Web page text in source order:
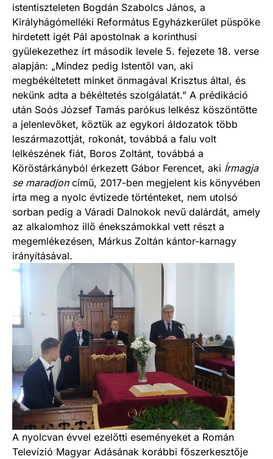
istentiszteleten Bogdán Szabolcs János, a
Királyhágómelléki Református Egyházkerület püspöke
hirdetett igét Pál apostolnak a korinthusi
gyülekezethez írt második levele 5. fejezete 18. verse
alapján: „Mindez pedig Istentől van, aki
megbékéltetett minket önmagával Krisztus által, és
nekünk adta a békéltetés szolgálatát.” A prédikáció
után Soós József Tamás parókus lelkész köszöntötte
a jelenlevőket, köztük az egykori áldozatok több
leszármazottját, rokonát, továbbá a falu volt
lelkészének fiát, Boros Zoltánt, továbbá a
Köröstárkányból érkezett Gábor Ferencet, aki Írmagja
se maradjoncímű, 2017-ben megjelent kis könyvében
írta meg a nyolc évtizede történteket, nem utolsó
sorban pedig a Váradi Dalnokok nevű dalárdát, amely
az alkalomhoz illő énekszámokkal vett részt a
megemlékezésen, Márkus Zoltán kántor-karnagy
irányításával.
A nyolcvan évvel ezelőtti eseményeket a Román
Televízió Magyar Adásának korábbi főszerkesztője